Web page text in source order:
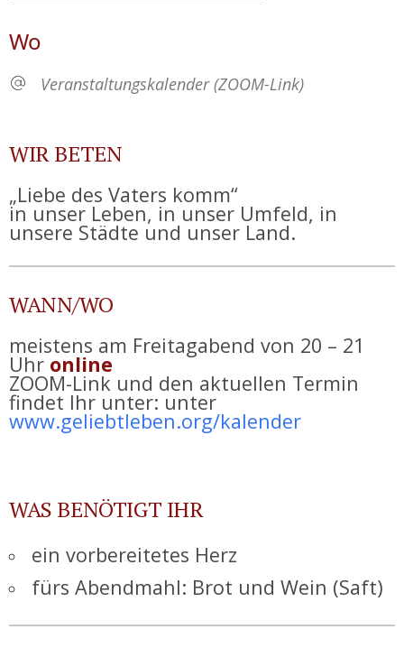
Wo
Veranstaltungskalender (ZOOM-Link)
WIR BETEN
„Liebe des Vaters komm“
in unser Leben, in unser Umfeld, in
unsere Städte und unser Land.
WANN/WO
meistens am Freitagabend von 20 – 21
Uhr online
ZOOM-Link und den aktuellen Termin
findet Ihr unter: unter
www.geliebtleben.org/kalender
WAS BENÖTIGT IHR
ein vorbereitetes Herz
fürs Abendmahl: Brot und Wein (Saft)